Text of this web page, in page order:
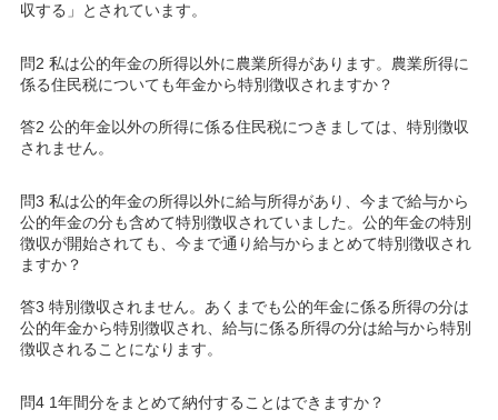
収する」とされています。
問2 私は公的年金の所得以外に農業所得があります。農業所得に
係る住民税についても年金から特別徴収されますか？
答2 公的年金以外の所得に係る住民税につきましては、特別徴収
されません。
問3 私は公的年金の所得以外に給与所得があり、今まで給与から
公的年金の分も含めて特別徴収されていました。公的年金の特別
徴収が開始されても、今まで通り給与からまとめて特別徴収され
ますか？
答3 特別徴収されません。あくまでも公的年金に係る所得の分は
公的年金から特別徴収され、給与に係る所得の分は給与から特別
徴収されることになります。
問4 1年間分をまとめて納付することはできますか？